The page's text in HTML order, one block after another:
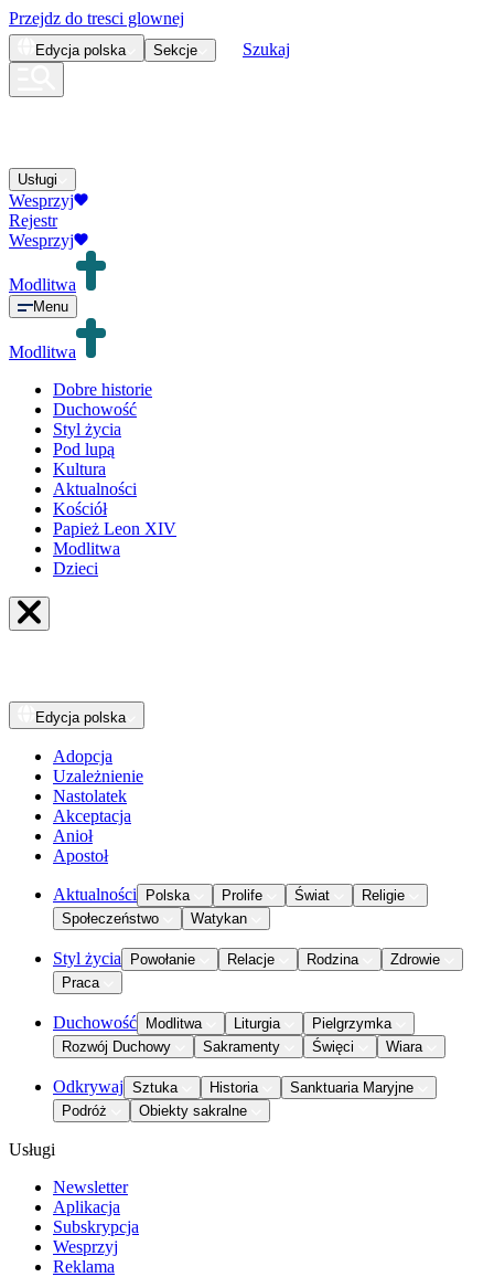
Przejdz do tresci glownej
Edycja polska Sekcje Szukaj
Usługi
Wesprzyj
Rejestr
Wesprzyj
Modlitwa
Menu
Modlitwa
Dobre historie
Duchowość
Styl życia
Pod lupą
Kultura
Aktualności
Kościół
Papież Leon XIV
Modlitwa
Dzieci
Edycja polska
Adopcja
Uzależnienie
Nastolatek
Akceptacja
Anioł
Apostoł
Aktualności Polska Prolife Świat
Religie
Społeczeństwo
Watykan
Styl życia Powołanie Relacje Rodzina
Zdrowie
Praca
Duchowość Modlitwa Liturgia
Pielgrzymka
Rozwój Duchowy
Sakramenty Święci Wiara
Odkrywaj Sztuka Historia
Sanktuaria Maryjne
Podróż
Obiekty sakralne
Usługi
Newsletter
Aplikacja
Subskrypcja
Wesprzyj
Reklama